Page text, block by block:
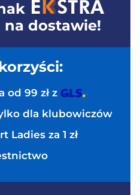
na dostawie!
od 99 zł z
dla klubowiczów
Ladies za 1 zł